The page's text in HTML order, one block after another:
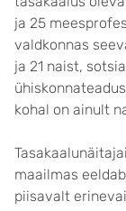
ja 25
valdkonnas
ja 21 naist,
kohal on ainult
maailmas
piisavalt